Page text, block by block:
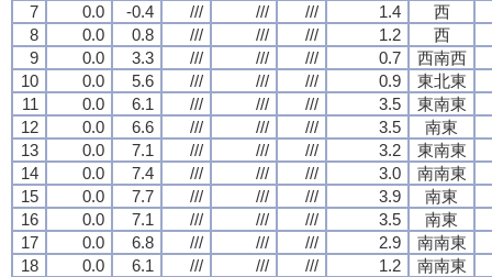
7
0.0 -0.4 /// /// /// 1.4
西
8
0.0 0.8 /// /// /// 1.2
西
9
0.0 3.3 /// /// /// 0.7
西南西
10
0.0 5.6 /// /// /// 0.9
東北東
11
0.0 6.1 /// /// /// 3.5
東南東
12
0.0 6.6 /// /// /// 3.5
南東
13
0.0 7.1 /// /// /// 3.2
東南東
14
0.0 7.4 /// /// /// 3.0
南南東
15
0.0 7.7 /// /// /// 3.9
南東
16
0.0 7.1 /// /// /// 3.5
南東
17
0.0 6.8 /// /// /// 2.9
南南東
18
0.0 6.1 /// /// /// 1.2
南南東